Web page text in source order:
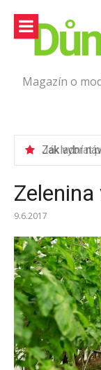
obsah
Magazín o
9.6.2017